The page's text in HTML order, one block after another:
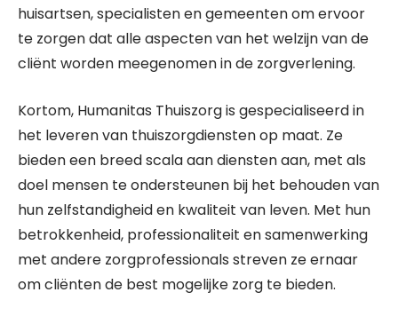
huisartsen, specialisten en gemeenten om ervoor
te zorgen dat alle aspecten van het welzijn van de
cliënt worden meegenomen in de zorgverlening.
Kortom, Humanitas Thuiszorg is gespecialiseerd in
het leveren van thuiszorgdiensten op maat. Ze
bieden een breed scala aan diensten aan, met als
doel mensen te ondersteunen bij het behouden van
hun zelfstandigheid en kwaliteit van leven. Met hun
betrokkenheid, professionaliteit en samenwerking
met andere zorgprofessionals streven ze ernaar
om cliënten de best mogelijke zorg te bieden.